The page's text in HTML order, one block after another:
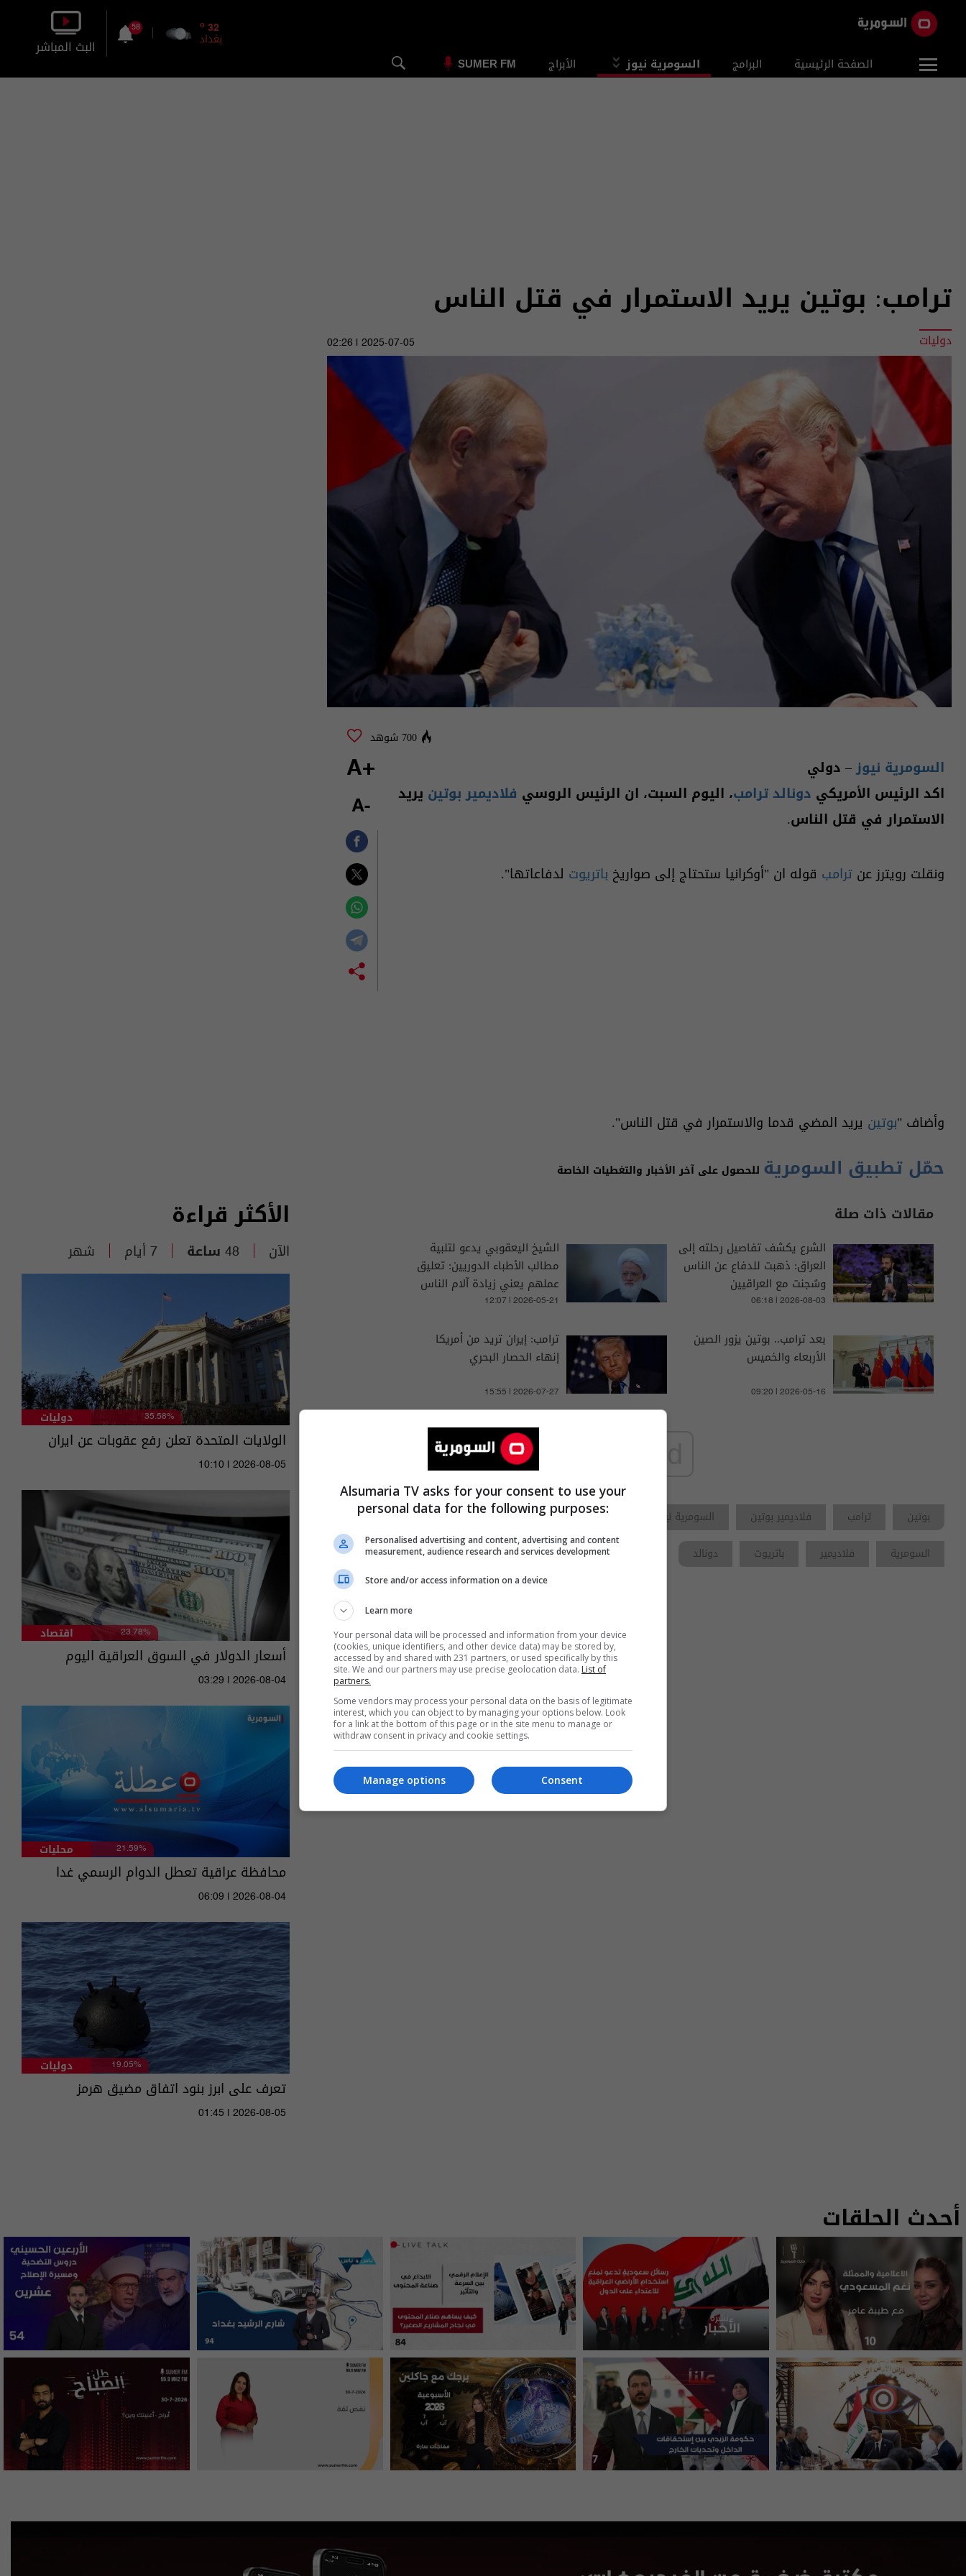
الصفحة الرئيسية البرامج السومرية نيوز الأبراج SUMER FM
32
o
بغداد
58
البث المباشر
ترامب: بوتين يريد الاستمرار في قتل الناس
دوليات 2025-07-05 | 02:26
700 شوهد
السومرية نيوز– دولي
اكد الرئيس الأمريكي دونالد ترامب، اليوم السبت، ان الرئيس الروسي فلاديمير بوتين يريد
الاستمرار في قتل الناس.
ونقلت رويترز عن ترامب قوله ان "أوكرانيا ستحتاج إلى صواريخ باتريوت لدفاعاتها".
وأضاف "بوتين يريد المضي قدما والاستمرار في قتل الناس".
حمّل تطبيق السومرية للحصول على آخر الأخبار والتغطيات الخاصة
مقالات ذات صلة
الشرع يكشف تفاصيل رحلته إلى
العراق: ذهبت للدفاع عن الناس
وسُجنت مع العراقيين
06:18 | 2026-08-03
الشيخ اليعقوبي يدعو لتلبية
مطالب الأطباء الدوريين: تعليق
عملهم يعني زيادة آلام الناس
12:07 | 2026-05-21
بعد ترامب.. بوتين يزور الصين
الأربعاء والخميس
09:20 | 2026-05-16
ترامب: إيران تريد من أمريكا
إنهاء الحصار البحري
15:55 | 2026-07-27
بوتين ترامب فلاديمير بوتين السومرية نيوز دونالد ترامب
سومرية نيوز
السومرية
فلاديمير باتريوت دونالد
+A
-A
الأكثر قراءة
الآن 48 ساعة 7 أيام شهر
دوليات 35.58%
الولايات المتحدة تعلن رفع عقوبات عن ايران
10:10 | 2026-08-05
اقتصاد 23.78%
أسعار الدولار في السوق العراقية اليوم
03:29 | 2026-08-04
محليات 21.59%
محافظة عراقية تعطل الدوام الرسمي غدا
06:09 | 2026-08-04
دوليات 19.05%
تعرف على ابرز بنود اتفاق مضيق هرمز
01:45 | 2026-08-05
أحدث الحلقات
Alsumaria TV asks for your consent to use your
personal data for the following purposes:
Personalised advertising and content, advertising and content
measurement, audience research and services development
Store and/or access information on a device
Learn more
Your personal data will be processed and information from your device
(cookies, unique identifiers, and other device data) may be stored by,
accessed by and shared with 231 partners, or used specifically by this
site. We and our partners may use precise geolocation data. List of
partners.
Some vendors may process your personal data on the basis of legitimate
interest, which you can object to by managing your options below. Look
for a link at the bottom of this page or in the site menu to manage or
withdraw consent in privacy and cookie settings.
Consent
Manage options